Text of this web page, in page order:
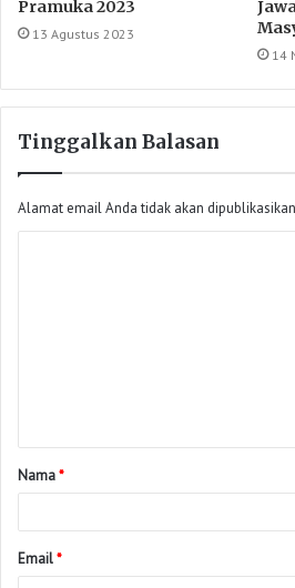
Pramuka 2023
13 Agustus 2023
14
Tinggalkan Balasan
Alamat email Anda tidak akan
Nama*
Email*